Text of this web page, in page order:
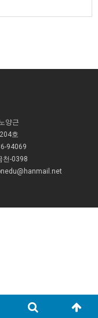
양근
호
94069
천-0398